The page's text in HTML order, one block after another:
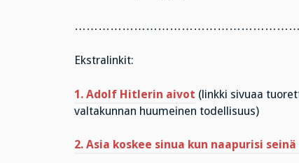
Ekstralinkit:
1. Adolf Hitlerin aivot (linkki sivuaa
valtakunnan huumeinen todellisuus)
2. Asia koskee sinua kun naapurisi